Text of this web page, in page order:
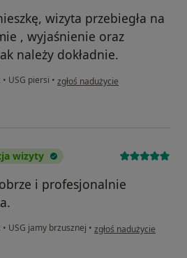
wizyta przebiegła na
, wyjaśnienie oraz
należy dokładnie.
• USG piersi • w opinii użytkownika M.
zgłoś nadużycie
wizyty
i profesjonalnie
• USG jamy brzusznej • w opinii użytkownika
zgłoś nadużycie